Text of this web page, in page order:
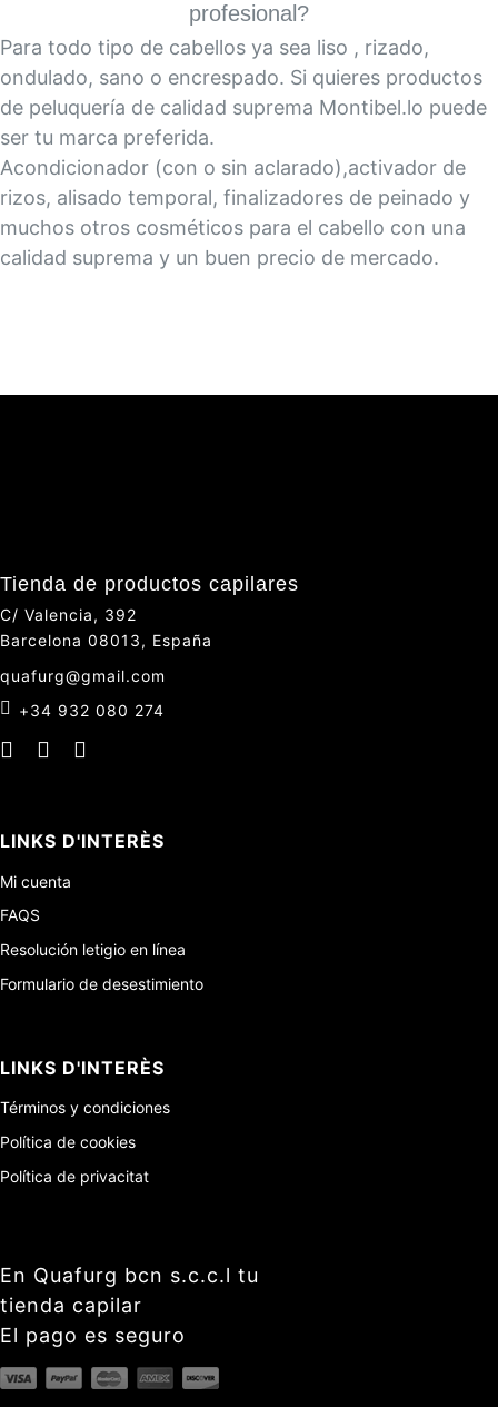
profesional?
Para todo tipo de cabellos ya sea liso , rizado,
ondulado, sano o encrespado. Si quieres productos
de peluquería de calidad suprema Montibel.lo puede
ser tu marca preferida.
Acondicionador (con o sin aclarado),activador de
rizos, alisado temporal, finalizadores de peinado y
muchos otros cosméticos para el cabello con una
calidad suprema y un buen precio de mercado.
Tienda de productos capilares
C/ Valencia, 392
Barcelona 08013, España
quafurg@gmail.com
+34 932 080 274
LINKS D'INTERÈS
Mi cuenta
FAQS
Resolución letigio en línea
Formulario de desestimiento
LINKS D'INTERÈS
Términos y condiciones
Política de cookies
Política de privacitat
En Quafurg bcn s.c.c.l tu
tienda capilar
El pago es seguro